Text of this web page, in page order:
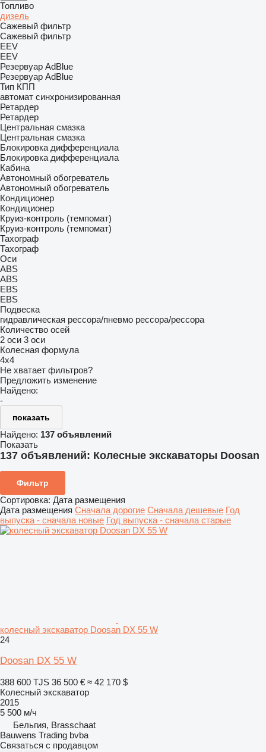
Топливо
дизель
Сажевый фильтр
Сажевый фильтр
EEV
EEV
Резервуар AdBlue
Резервуар AdBlue
Тип КПП
автомат синхронизированная
Ретардер
Ретардер
Центральная смазка
Центральная смазка
Блокировка дифференциала
Блокировка дифференциала
Кабина
Автономный обогреватель
Автономный обогреватель
Кондиционер
Кондиционер
Круиз-контроль (темпомат)
Круиз-контроль (темпомат)
Тахограф
Тахограф
Оси
ABS
ABS
EBS
EBS
Подвеска
гидравлическая рессора/пневмо рессора/рессора
Количество осей
2 оси 3 оси
Колесная формула
4x4
Не хватает фильтров?
Предложить изменение
Найдено:
-
показать
Найдено: 137 объявлений
Показать
137 объявлений: Колесные экскаваторы Doosan
Фильтр
Сортировка: Дата размещения
Дата размещения Сначала дорогие Сначала дешевые Год
выпуска - сначала новые Год выпуска - сначала старые
колесный экскаватор Doosan DX 55 W
24
Doosan DX 55 W
388 600 TJS 36 500 € ≈ 42 170 $
Колесный экскаватор
2015
5 500 м/ч
Бельгия, Brasschaat
Bauwens Trading bvba
Связаться с продавцом